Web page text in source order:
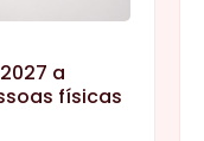
a
físicas